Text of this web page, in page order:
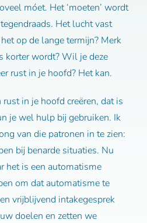
móet. Het ‘moeten’ wordt
Het lucht vast
op de lange termijn? Merk
korter wordt? Wil je deze
rust in je hoofd? Het kan.
in je hoofd creëren, dat is
je wel hulp bij gebruiken. Ik
van die patronen in te zien:
bij benarde situaties. Nu
het is een automatisme
om dat automatisme te
vrijblijvend intakegesprek
doelen en zetten we